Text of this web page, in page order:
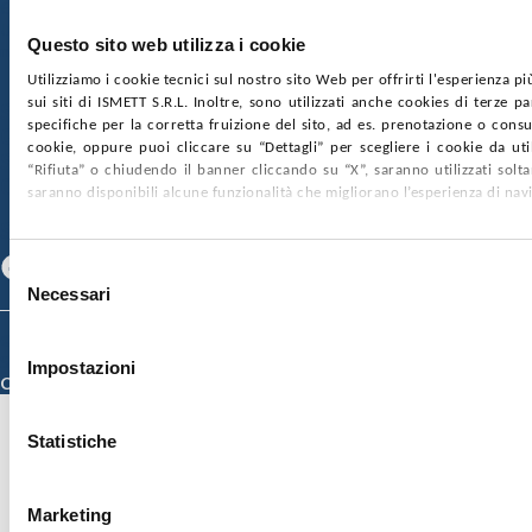
Questo sito web utilizza i cookie
Utilizziamo i cookie tecnici sul nostro sito Web per offrirti l'esperienza
sui siti di ISMETT S.R.L. Inoltre, sono utilizzati anche cookies di terze
specifiche per la corretta fruizione del sito, ad es. prenotazione o
cookie, oppure puoi cliccare su “Dettagli” per scegliere i cookie da
“Rifiuta” o chiudendo il banner cliccando su “X”, saranno utilizzati
saranno disponibili alcune funzionalità che migliorano l’esperienza di
Selezione
delNecessari
Impostazioni
Statistiche
Marketing
nr. REA PA-201818 P.I. 04544550827
SOCIETÀ TRASPARENTE WHISTLEBLOWING
GARE E CONTRATTIPRIVACYCOOKIE POLICY
SOSTIENICIMAPPA DEL SITOACCESSIBILITÀ
CONTATTI
Specializzazione)
Credits